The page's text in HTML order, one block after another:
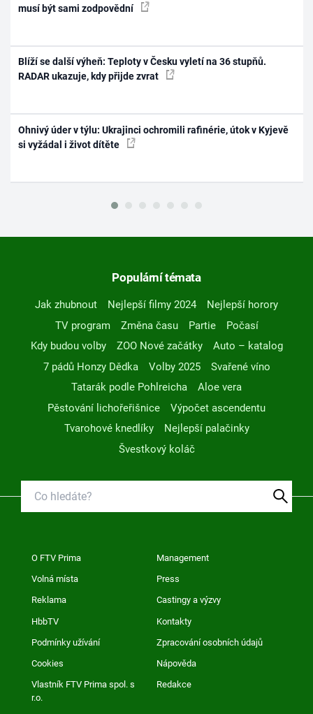
musí být sami zodpovědní
Blíží se další výheň: Teploty v Česku vyletí na 36 stupňů.
RADAR ukazuje, kdy přijde zvrat
Ohnivý úder v týlu: Ukrajinci ochromili rafinérie, útok v Kyjevě
si vyžádal i život dítěte
Populární témata
Jak zhubnout Nejlepší filmy 2024
Nejlepší horory
TV program
Změna času Partie
Počasí
Kdy budou volby
ZOO Nové začátky
Auto – katalog
7 pádů Honzy Dědka
Volby 2025
Svařené víno
Tatarák podle Pohlreicha
Aloe vera
Pěstování lichořeřišnice
Výpočet ascendentu
Tvarohové knedlíky
Nejlepší palačinky
Švestkový koláč
O FTV Prima Management
Volná místa Press
Reklama Castingy a výzvy
HbbTV Kontakty
Podmínky užívání Zpracování osobních údajů
Cookies Nápověda
Vlastník FTV Prima spol. s
r.o.
Redakce